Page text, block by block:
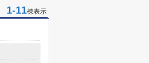
1-11棟表示